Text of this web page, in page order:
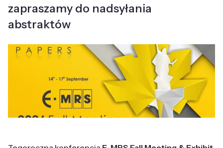
zapraszamy do nadsyłania
abstraktów